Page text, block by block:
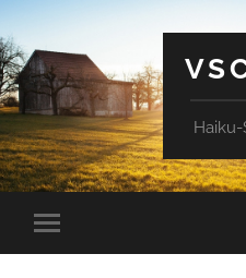
Mobile-
Menü